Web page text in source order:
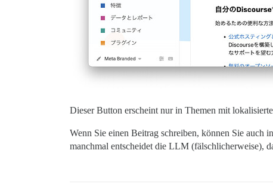
Dieser Button erscheint nur in Themen mit
Wenn Sie einen Beitrag schreiben, können Sie auch
manchmal entscheidet die LLM (fälschlicherweise),